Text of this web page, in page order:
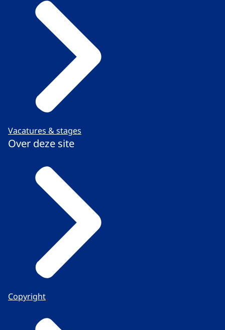
Vacatures & stages
Over deze site
Copyright